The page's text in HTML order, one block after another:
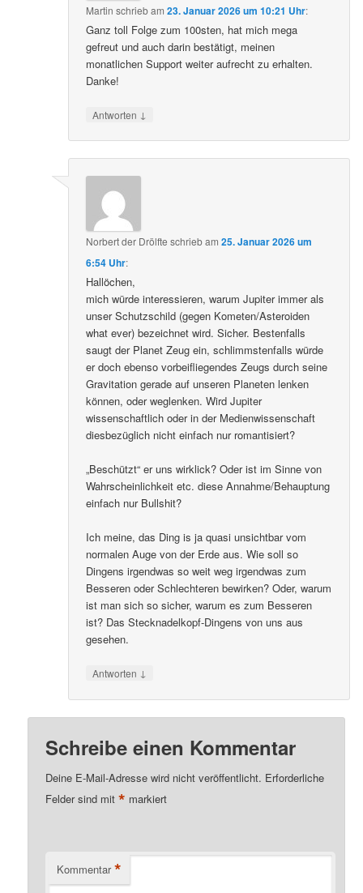
Martin schriebam23. Januar 2026 um 10:21 Uhr:
Ganz toll Folge zum 100sten, hat mich mega
gefreut und auch darin bestätigt, meinen
monatlichen Support weiter aufrecht zu erhalten.
Danke!
Antworten ↓
Norbert der Drölfte schriebam25. Januar 2026 um
6:54 Uhr:
Hallöchen,
mich würde interessieren, warum Jupiter immer als
unser Schutzschild (gegen Kometen/Asteroiden
what ever) bezeichnet wird. Sicher. Bestenfalls
saugt der Planet Zeug ein, schlimmstenfalls würde
er doch ebenso vorbeifliegendes Zeugs durch seine
Gravitation gerade auf unseren Planeten lenken
können, oder weglenken. Wird Jupiter
wissenschaftlich oder in der Medienwissenschaft
diesbezüglich nicht einfach nur romantisiert?
„Beschützt“ er uns wirklick? Oder ist im Sinne von
Wahrscheinlichkeit etc. diese Annahme/Behauptung
einfach nur Bullshit?
Ich meine, das Ding is ja quasi unsichtbar vom
normalen Auge von der Erde aus. Wie soll so
Dingens irgendwas so weit weg irgendwas zum
Besseren oder Schlechteren bewirken? Oder, warum
ist man sich so sicher, warum es zum Besseren
ist? Das Stecknadelkopf-Dingens von uns aus
gesehen.
Antworten ↓
Schreibe einen Kommentar
Deine E-Mail-Adresse wird nicht veröffentlicht. Erforderliche
Felder sind mit* markiert
Kommentar *